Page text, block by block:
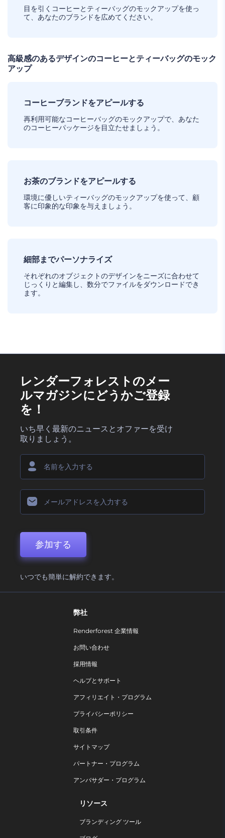
目を引くコーヒーとティーバッグのモックアップを使っ
て、あなたのブランドを広めてください。
高級感のあるデザインのコーヒーとティーバッグのモック
アップ
コーヒーブランドをアピールする
再利用可能なコーヒーバッグのモックアップで、あなた
のコーヒーパッケージを目立たせましょう。
お茶のブランドをアピールする
環境に優しいティーバッグのモックアップを使って、顧
客に印象的な印象を与えましょう。
細部までパーソナライズ
それぞれのオブジェクトのデザインをニーズに合わせて
じっくりと編集し、数分でファイルをダウンロードでき
ます。
レンダーフォレストのメー
ルマガジンにどうかご登録
を！
いち早く最新のニュースとオファーを受け
取りましょう。
参加する
いつでも簡単に解約できます。
弊社
Renderforest 企業情報
お問い合わせ
採用情報
ヘルプとサポート
アフィリエイト・プログラム
プライバシーポリシー
取引条件
サイトマップ
パートナー・プログラム
アンバサダー・プログラム
リソース
ブランディング ツール